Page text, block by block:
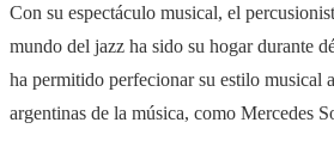
Con su espectáculo musical, el
mundo del jazz ha sido su hogar durante
ha permitido perfecionar su estilo musical
argentinas de la música, como Mercedes